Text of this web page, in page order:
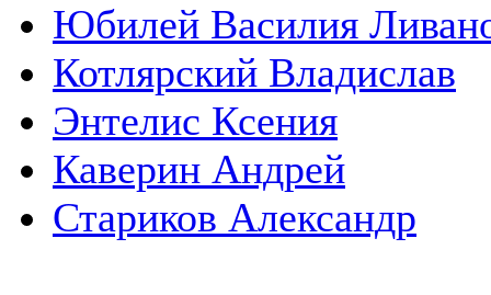
Юбилей Василия
Котлярский Владислав
Энтелис Ксения
Каверин Андрей
Стариков Александр